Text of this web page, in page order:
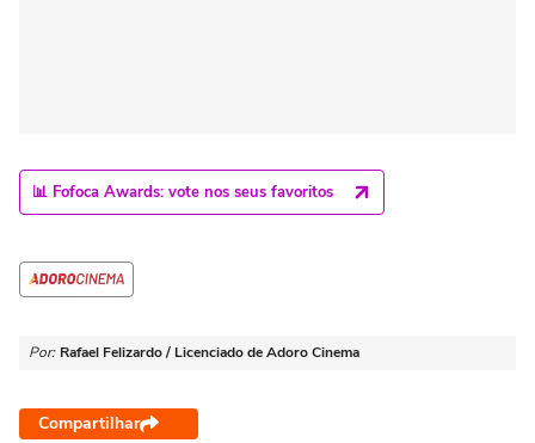
📊 Fofoca Awards: vote nos seus favoritos
Por: Rafael Felizardo / Licenciado de Adoro Cinema
Compartilhar